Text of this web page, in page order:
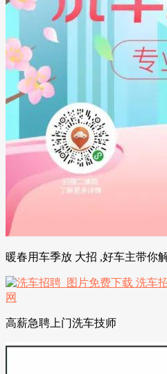
暖春用车季放 大招 ,好车主带你
高薪急聘上门洗车技师